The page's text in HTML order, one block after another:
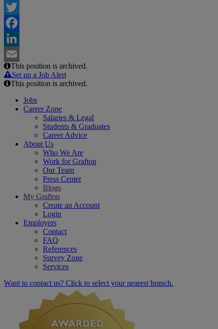
Twitter
Facebook
LinkedIn
Email
This position is archived.
Set up a Job Alert
This position is archived.
Jobs
Career Zone
Salaries & Legal
Students & Graduates
Career Advice
About Us
Who We Are
Work for Grafton
Our Team
Press Center
Blogs
My Grafton
Create an Account
Login
Employers
Contact
FAQ
References
Survey Zone
Services
Want to contact us? Click to select your nearest branch.